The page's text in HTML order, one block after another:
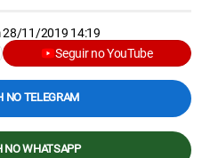
28/11/2019 14:19
Seguir no YouTube
NO TELEGRAM
NO WHATSAPP